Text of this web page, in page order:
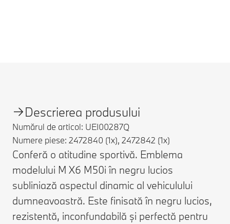
Descrierea produsului
Numărul de articol: UEI00287Q
Numere piese: 2472840 (1x), 2472842 (1x)
Conferă o atitudine sportivă. Emblema
modelului M X6 M50i în negru lucios
subliniază aspectul dinamic al vehiculului
dumneavoastră. Este finisată în negru lucios,
rezistentă, inconfundabilă și perfectă pentru